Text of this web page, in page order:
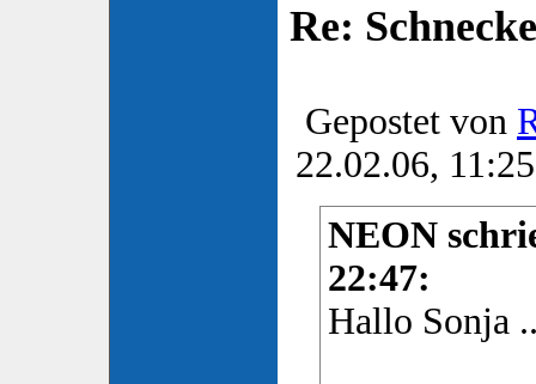
Re:
Gepostet von
22.02.06, 11:25
NEON
22:47:
Hallo Sonja